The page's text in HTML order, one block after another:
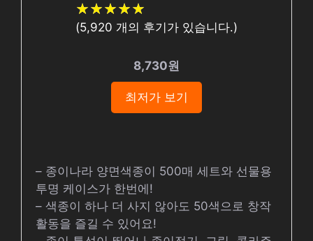
★★★★★
★★★★★
(5,920 개의 후기가 있습니다.)
8,730원
최저가 보기
– 종이나라 양면색종이 500매 세트와 선물용
투명 케이스가 한번에!
– 색종이 하나 더 사지 않아도 50색으로 창작
활동을 즐길 수 있어요!